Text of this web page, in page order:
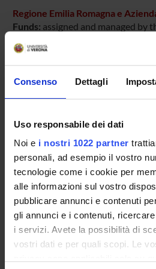
Consenso Dettagli
Uso responsabile dei dati
Noi e i nostri 1022 partner
personali, ad esempio il vostro
tecnologie come i cookie per
alle informazioni sul vostro
pubblicare annunci e contenuti
gli annunci e i contenuti,
i servizi. Avete la possibilità di
vostri dati e per quali scopi. Le
Regione Emilia Romagna e
Funds: assigned and managed by
PROJECT PARTICIPANTS
Francesco Amaddeo
Michele Tansella
SECTIONS
Section of Psychiatry and Clinical